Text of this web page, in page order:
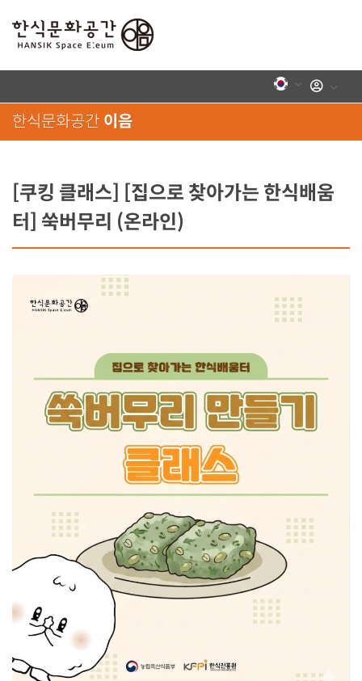
로그인
한식문화공간 이음
[쿠킹 클래스] [집으로 찾아가는 한식배움
터] 쑥버무리 (온라인)